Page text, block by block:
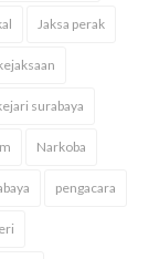
Jaksa perak
surabaya
Narkoba
pengacara